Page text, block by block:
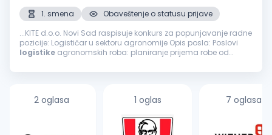
1. smena
Obaveštenje o statusu prijave
...KITE d.o.o. Novi Sad raspisuje konkurs za popunjavanje radne
pozicije: Logističar u sektoru agronomije Opis posla: Poslovi
logistike agronomskih roba: planiranje prijema robe od
Organizacija...
2 oglasa 1 oglas 7 oglasa